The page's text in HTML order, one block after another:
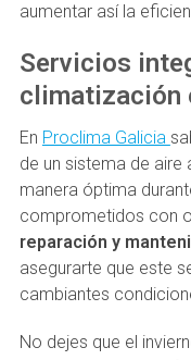
aumentar así la
Servicios
climatización
En Proclima Galicia
de un sistema de
manera óptima
comprometidos con
reparación y
asegurarte que este
cambiantes
No dejes que el